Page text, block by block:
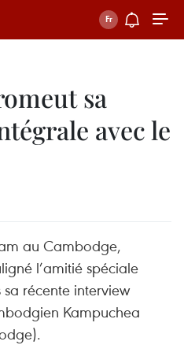
sa
avec le
au Cambodge,
l’amitié spéciale
récente interview
Kampuchea